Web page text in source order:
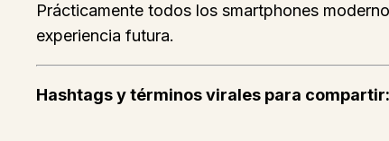
Prácticamente todos los smartphones
experiencia futura.
Hashtags y términos virales para compartir: